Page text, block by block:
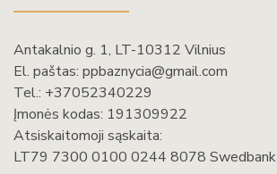
Antakalnio g. 1, LT-10312 Vilnius
El. paštas: ppbaznycia@gmail.com
Tel.: +37052340229
Įmonės kodas: 191309922
Atsiskaitomoji sąskaita:
LT79 7300 0100 0244 8078 Swedbank